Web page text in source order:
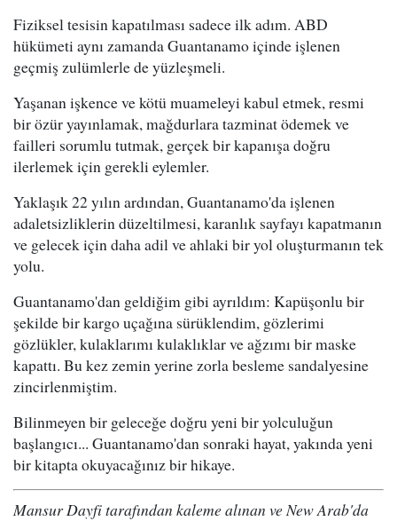
Fiziksel tesisin kapatılması sadece ilk adım. ABD
hükümeti aynı zamanda Guantanamo içinde işlenen
geçmiş zulümlerle de yüzleşmeli.
Yaşanan işkence ve kötü muameleyi kabul etmek, resmi
bir özür yayınlamak, mağdurlara tazminat ödemek ve
failleri sorumlu tutmak, gerçek bir kapanışa doğru
ilerlemek için gerekli eylemler.
Yaklaşık 22 yılın ardından, Guantanamo'da işlenen
adaletsizliklerin düzeltilmesi, karanlık sayfayı kapatmanın
ve gelecek için daha adil ve ahlaki bir yol oluşturmanın tek
yolu.
Guantanamo'dan geldiğim gibi ayrıldım: Kapüşonlu bir
şekilde bir kargo uçağına sürüklendim, gözlerimi
gözlükler, kulaklarımı kulaklıklar ve ağzımı bir maske
kapattı. Bu kez zemin yerine zorla besleme sandalyesine
zincirlenmiştim.
Bilinmeyen bir geleceğe doğru yeni bir yolculuğun
başlangıcı... Guantanamo'dan sonraki hayat, yakında yeni
bir kitapta okuyacağınız bir hikaye.
Mansur Dayfi tarafından kaleme alınan ve New Arab'da